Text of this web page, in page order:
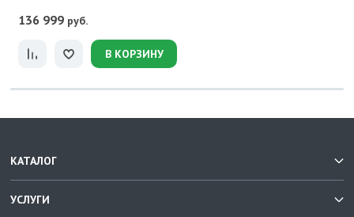
136 999 руб.
В КОРЗИНУ
КАТАЛОГ
УСЛУГИ